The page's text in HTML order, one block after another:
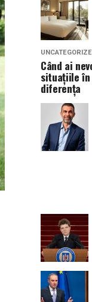
Când ai
situațiile
diferența